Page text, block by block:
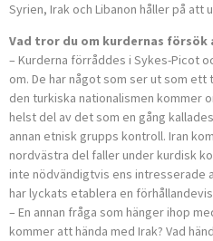
Syrien, Irak och Libanon håller på att
Vad tror du om kurdernas
– Kurderna förråddes i Sykes-Picot
om. De har något som ser ut som ett
den turkiska nationalismen kommer
helst del av det som en gång
annan etnisk grupps kontroll. Iran
nordvästra del faller under kurdisk
inte nödvändigtvis ens intresserade
har lyckats etablera en
– En annan fråga som hänger ihop
kommer att hända med Irak? Vad